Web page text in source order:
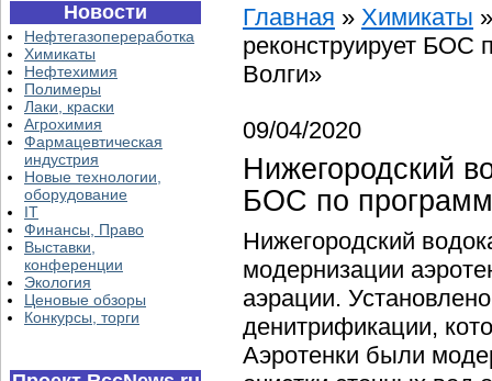
Новости
Нефтегазопереработка
Химикаты
Нефтехимия
Полимеры
Лаки, краски
Агрохимия
Фармацевтическая
индустрия
Новые технологии,
оборудование
IT
Финансы, Право
Выставки,
конференции
Экология
Ценовые обзоры
Конкурсы, торги
Главная » Химикаты
реконструирует БОС
Волги»
09/04/2020
Нижегородский
БОС по
Нижегородский
модернизации
аэрации.
денитрификации,
Аэротенки были